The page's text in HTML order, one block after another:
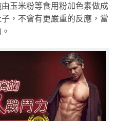
玉米粉等食用粉加色素做成
，不會有更嚴重的反應，當